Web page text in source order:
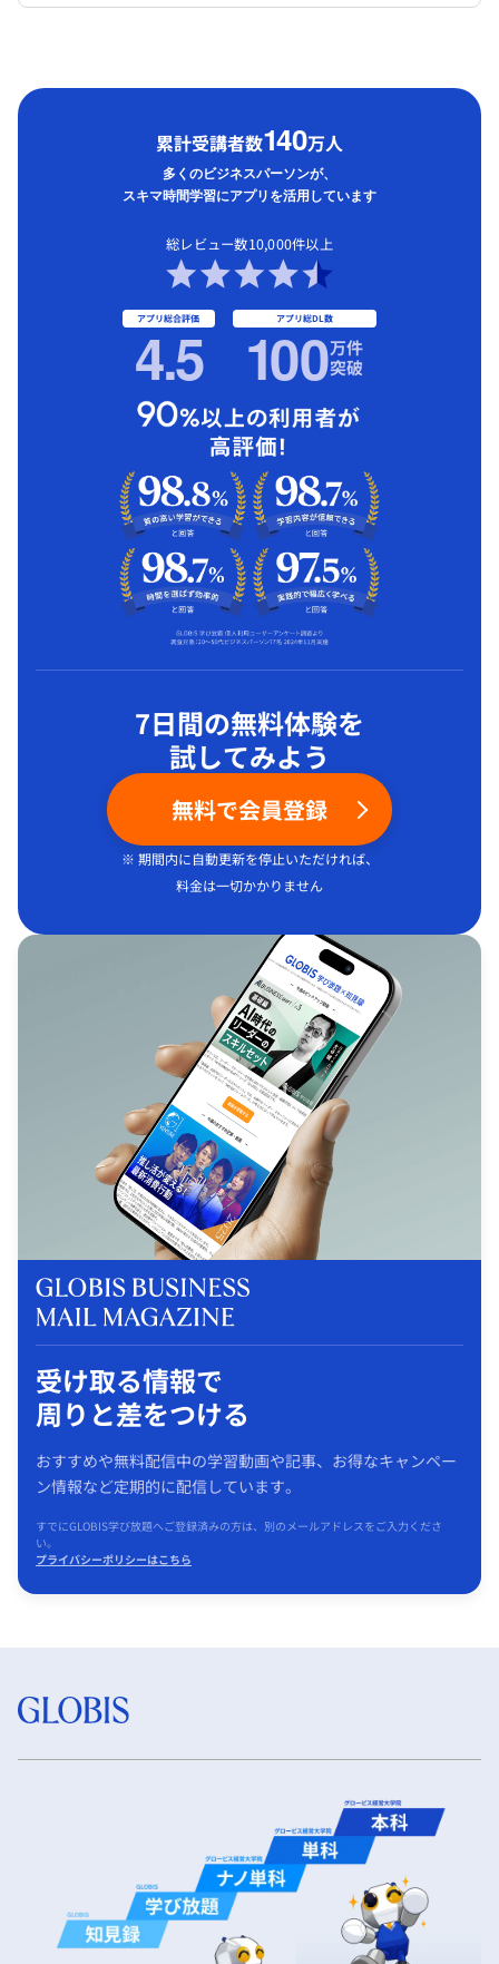
累計受講者数140万人
多くのビジネスパーソンが、
スキマ時間学習にアプリを活用しています
総レビュー数10,000件以上
アプリ総合評価
4.5 アプリ総DL数
100万件
突破
7日間の無料体験を
試してみよう
無料で会員登録
※ 期間内に自動更新を停止いただければ、
料金は一切かかりません
受け取る情報で
周りと差をつける
おすすめや無料配信中の学習動画や記事、お得なキャンペー
ン情報など定期的に配信しています。
すでにGLOBIS学び放題へご登録済みの方は、別のメールアドレスをご入力くださ
い。
プライバシーポリシーはこちら